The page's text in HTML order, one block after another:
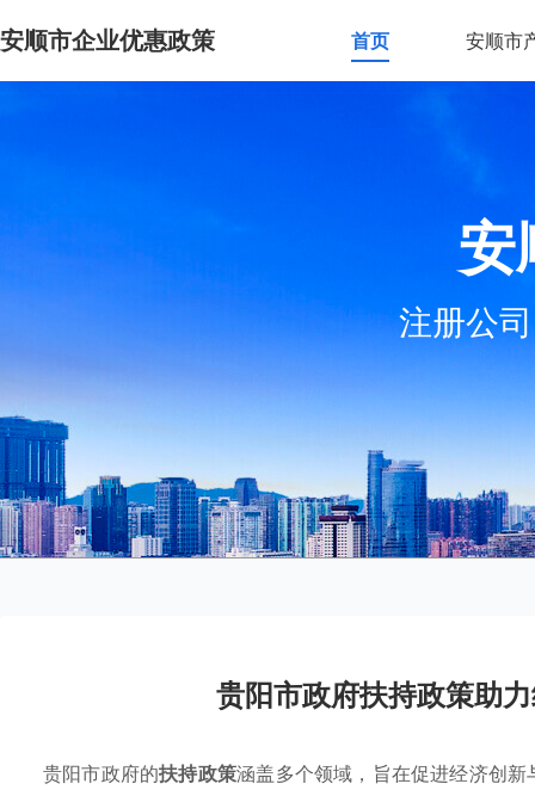
安顺市企业优惠政策 首页 安顺市
安
注册公
贵阳市政府扶持政策助
贵阳市政府的扶持政策涵盖多个领域，旨在促进经济创